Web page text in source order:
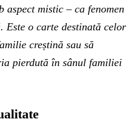
aspect mistic – ca fenomen
Este o carte destinată celor
creștină sau să
pierdută în sânul familiei